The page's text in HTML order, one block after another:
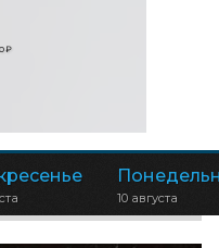
₽
10 августа